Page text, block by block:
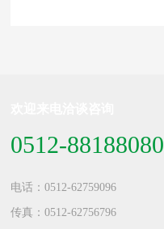
0512-88188080
电话：0512-62759096
传真：0512-62756796